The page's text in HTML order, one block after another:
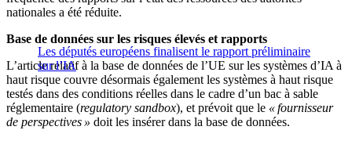
nationales a été réduite.
Les députés européens finalisent le rapport préliminaire
sur l’IA
Base de données sur les risques élevés et rapports
L’article relatif à la base de données de l’UE sur les systèmes d’IA à
haut risque couvre désormais également les systèmes à haut risque
testés dans des conditions réelles dans le cadre d’un bac à sable
réglementaire (regulatory sandbox), et prévoit que le « fournisseur
de perspectives » doit les insérer dans la base de données.